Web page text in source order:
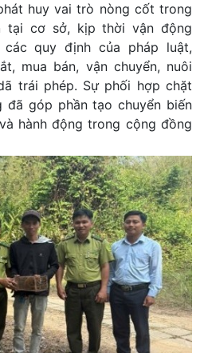
huy vai trò nòng cốt trong
tại cơ sở, kịp thời vận động
các quy định của pháp luật,
mua bán, vận chuyển, nuôi
trái phép. Sự phối hợp chặt
góp phần tạo chuyển biến
hành động trong cộng đồng